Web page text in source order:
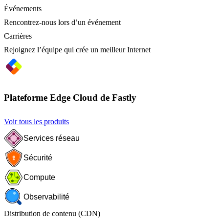
Événements
Rencontrez-nous lors d’un événement
Carrières
Rejoignez l’équipe qui crée un meilleur Internet
Plateforme Edge Cloud de Fastly
Voir tous les produits
Services réseau
Sécurité
Compute
Observabilité
Distribution de contenu (CDN)